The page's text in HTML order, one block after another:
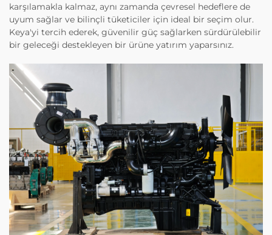
karşılamakla kalmaz, aynı zamanda çevresel hedeflere de
uyum sağlar ve bilinçli tüketiciler için ideal bir seçim olur.
Keya'yi tercih ederek, güvenilir güç sağlarken sürdürülebilir
bir geleceği destekleyen bir ürüne yatırım yaparsınız.